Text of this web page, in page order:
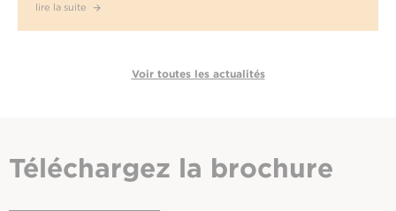
lire la suite
Voir toutes les actualités
Téléchargez la brochure